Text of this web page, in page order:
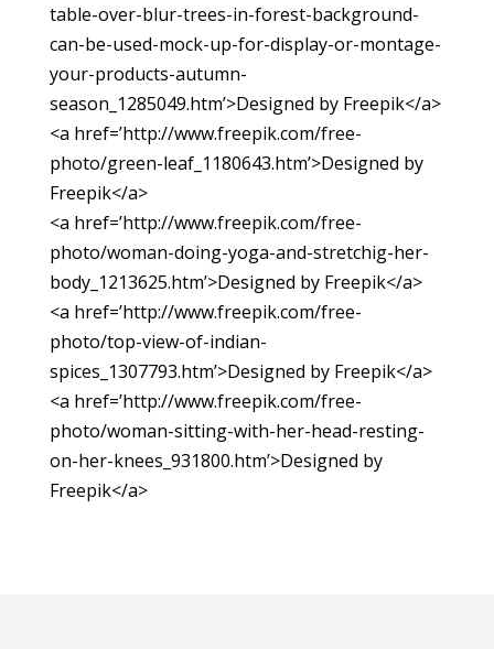
table-over-blur-trees-in-forest-background-
can-be-used-mock-up-for-display-or-montage-
your-products-autumn-
season_1285049.htm’>Designed by Freepik</a>
<a href=’http://www.freepik.com/free-
photo/green-leaf_1180643.htm’>Designed by
Freepik</a>
<a href=’http://www.freepik.com/free-
photo/woman-doing-yoga-and-stretchig-her-
body_1213625.htm’>Designed by Freepik</a>
<a href=’http://www.freepik.com/free-
photo/top-view-of-indian-
spices_1307793.htm’>Designed by Freepik</a>
<a href=’http://www.freepik.com/free-
photo/woman-sitting-with-her-head-resting-
on-her-knees_931800.htm’>Designed by
Freepik</a>